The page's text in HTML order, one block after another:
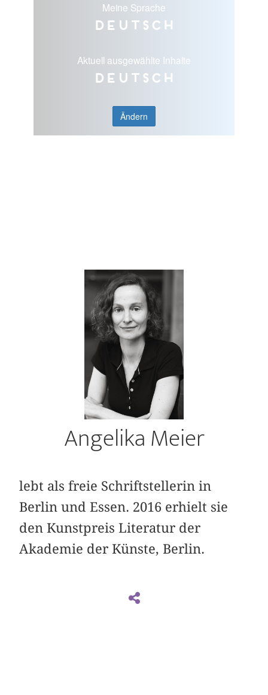
Meine Sprache
Deutsch
Aktuell ausgewählte Inhalte
Deutsch
Ändern
Angelika Meier
lebt als freie Schriftstellerin in
Berlin und Essen. 2016 erhielt sie
den Kunstpreis Literatur der
Akademie der Künste, Berlin.